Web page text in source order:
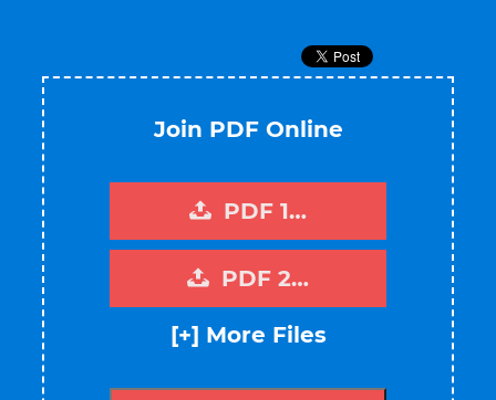
Join PDF Online
PDF 1…
PDF 2…
[+] More Files